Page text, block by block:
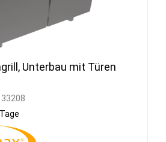
Unterbau mit Türen